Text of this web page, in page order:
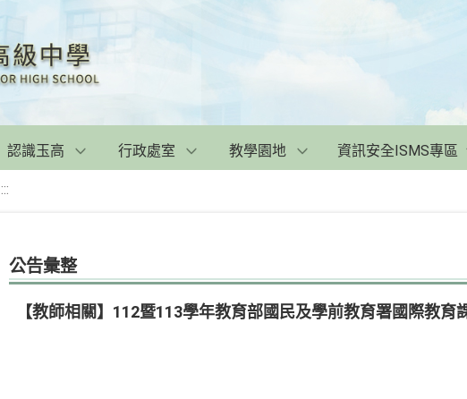
認識玉高 行政處室 教學園地 資訊安全ISMS專區
:::
公告彙整
【教師相關】112暨113學年教育部國民及學前教育署國際教育